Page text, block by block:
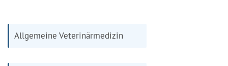
Allgemeine Veterinärmedizin